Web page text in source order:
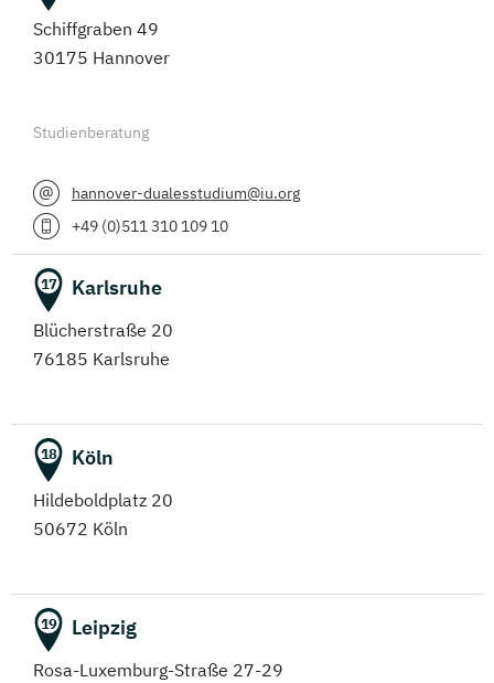
Schiffgraben 49
30175 Hannover
Studienberatung
hannover-dualesstudium@iu.org
+49 (0)511 310 109 10
17 Karlsruhe
Blücherstraße 20
76185 Karlsruhe
18 Köln
Hildeboldplatz 20
50672 Köln
19 Leipzig
Rosa-Luxemburg-Straße 27-29